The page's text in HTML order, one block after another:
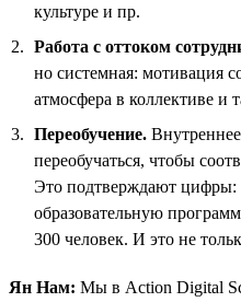
культуре и пр.
Работа с оттоком
но системная: мотивация
атмосфера в коллективе и
Переобучение.
переобучаться, чтобы
Это подтверждают цифры:
образовательную
300 человек. И это не
Ян Нам: Мы в Action Digital